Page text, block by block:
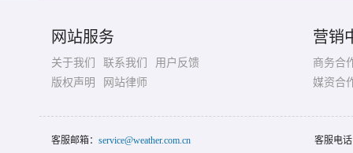
网站服务
关于我们 联系我们
用户反馈
版权声明
网站律师
营销
商务合
媒资合
客服邮箱： service@weather.com.cn 客服电